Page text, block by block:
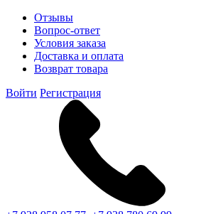
Отзывы
Вопрос-ответ
Условия заказа
Доставка и оплата
Возврат товара
Войти Регистрация